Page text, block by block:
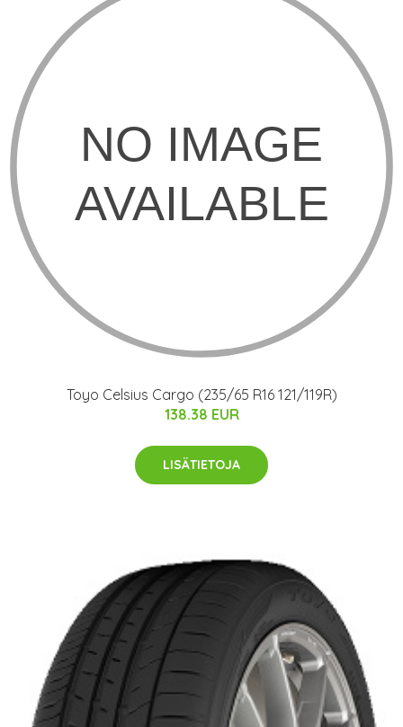
Toyo Celsius Cargo (235/65 R16 121/119R)
138.38 EUR
LISÄTIETOJA